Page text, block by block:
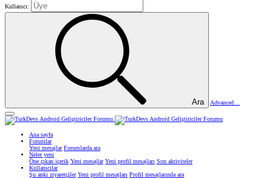
Kullanıcı:
Ara Advanced…
Ana sayfa
Forumlar
Yeni mesajlar Forumlarda ara
Neler yeni
Öne çıkan içerik Yeni mesajlar Yeni profil mesajları Son aktiviteler
Kullanıcılar
Şu anki ziyaretçiler Yeni profil mesajları Profil mesajlarında ara